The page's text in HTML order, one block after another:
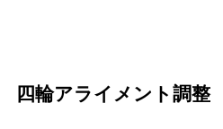
四輪アライメント調整